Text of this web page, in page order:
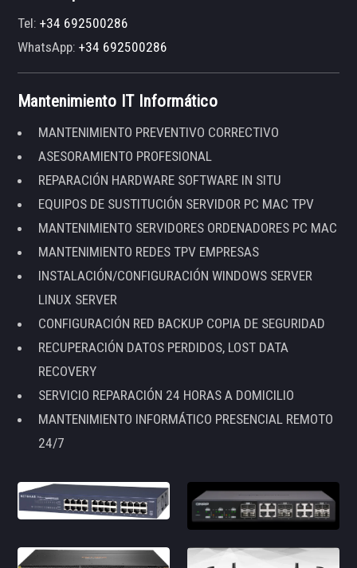
Tel:+34 692500286
WhatsApp:+34 692500286
Mantenimiento IT Informático
MANTENIMIENTO PREVENTIVO CORRECTIVO
ASESORAMIENTO PROFESIONAL
REPARACIÓN HARDWARE SOFTWARE IN SITU
EQUIPOS DE SUSTITUCIÓN SERVIDOR PC MAC TPV
MANTENIMIENTO SERVIDORES ORDENADORES PC MAC
MANTENIMIENTO REDES TPV EMPRESAS
INSTALACIÓN/CONFIGURACIÓN WINDOWS SERVER
LINUX SERVER
CONFIGURACIÓN RED BACKUP COPIA DE SEGURIDAD
RECUPERACIÓN DATOS PERDIDOS, LOST DATA
RECOVERY
SERVICIO REPARACIÓN 24 HORAS A DOMICILIO
MANTENIMIENTO INFORMÁTICO PRESENCIAL REMOTO
24/7